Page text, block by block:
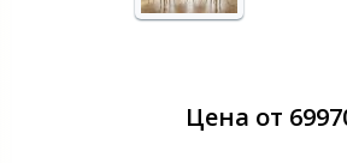
Цена от